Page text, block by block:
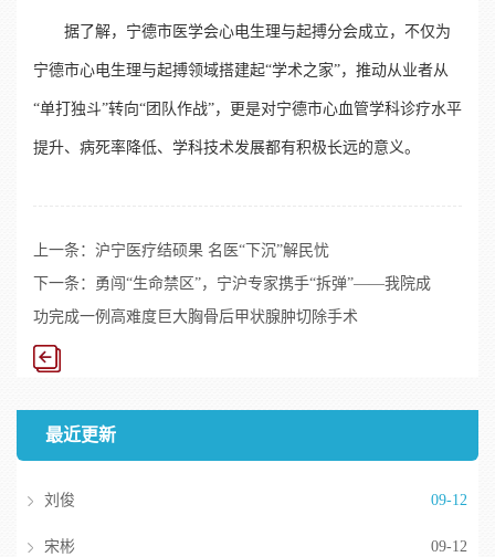
据了解，宁德市医学会心电生理与起搏分会成立，不仅为
宁德市心电生理与起搏领域搭建起“学术之家”，推动从业者从
“单打独斗”转向“团队作战”，更是对宁德市心血管学科诊疗水平
提升、病死率降低、学科技术发展都有积极长远的意义。
上一条： 沪宁医疗结硕果 名医“下沉”解民忧
下一条： 勇闯“生命禁区”，宁沪专家携手“拆弹”——我院成
功完成一例高难度巨大胸骨后甲状腺肿切除手术
最近更新
刘俊 09-12
宋彬 09-12